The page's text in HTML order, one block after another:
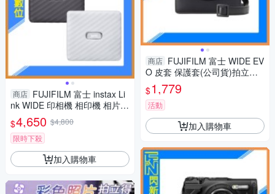
商店 FUJIFILM 富士 instax Li
nk WIDE 印相機 相印機 相片印
表機(公司貨)白/灰
$4,650 $4,800
限時下殺
加入購物車
商店 FUJIFILM 富士 WIDE EV
O 皮套 保護套(公司貨)拍立得
寬幅
$1,779
活動
加入購物車